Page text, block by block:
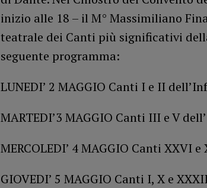
inizio alle 18 – il M° Massimiliano
teatrale dei Canti più significativi
seguente programma:
LUNEDI’ 2 MAGGIO Canti I e II
MARTEDI’3 MAGGIO Canti III e V
MERCOLEDI’ 4 MAGGIO Canti XXVI
GIOVEDI’ 5 MAGGIO Canti I, X e